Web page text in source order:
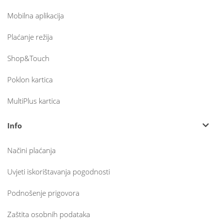
Mobilna aplikacija
Plaćanje režija
Shop&Touch
Poklon kartica
MultiPlus kartica
Info
Načini plaćanja
Uvjeti iskorištavanja pogodnosti
Podnošenje prigovora
Zaštita osobnih podataka